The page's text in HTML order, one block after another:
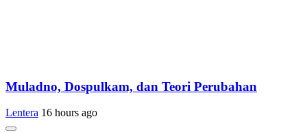
Muladno, Dospulkam, dan Teori Perubahan
Lentera 16 hours ago